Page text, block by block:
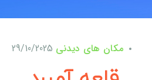
مکان های دیدنی